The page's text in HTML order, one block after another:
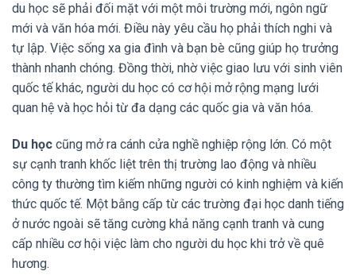
du học sẽ phải đối mặt với một môi trường mới, ngôn ngữ
mới và văn hóa mới. Điều này yêu cầu họ phải thích nghi và
tự lập. Việc sống xa gia đình và bạn bè cũng giúp họ trưởng
thành nhanh chóng. Đồng thời, nhờ việc giao lưu với sinh viên
quốc tế khác, người du học có cơ hội mở rộng mạng lưới
quan hệ và học hỏi từ đa dạng các quốc gia và văn hóa.
Du học cũng mở ra cánh cửa nghề nghiệp rộng lớn. Có một
sự cạnh tranh khốc liệt trên thị trường lao động và nhiều
công ty thường tìm kiếm những người có kinh nghiệm và kiến
thức quốc tế. Một bằng cấp từ các trường đại học danh tiếng
ở nước ngoài sẽ tăng cường khả năng cạnh tranh và cung
cấp nhiều cơ hội việc làm cho người du học khi trở về quê
hương.